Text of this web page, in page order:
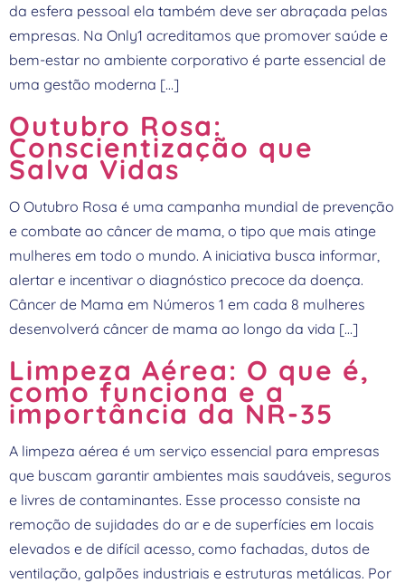
da esfera pessoal ela também deve ser abraçada pelas
empresas. Na Only1 acreditamos que promover saúde e
bem-estar no ambiente corporativo é parte essencial de
uma gestão moderna […]
Outubro Rosa:
Conscientização que
Salva Vidas
O Outubro Rosa é uma campanha mundial de prevenção
e combate ao câncer de mama, o tipo que mais atinge
mulheres em todo o mundo. A iniciativa busca informar,
alertar e incentivar o diagnóstico precoce da doença.
Câncer de Mama em Números 1 em cada 8 mulheres
desenvolverá câncer de mama ao longo da vida […]
Limpeza Aérea: O que é,
como funciona e a
importância da NR-35
A limpeza aérea é um serviço essencial para empresas
que buscam garantir ambientes mais saudáveis, seguros
e livres de contaminantes. Esse processo consiste na
remoção de sujidades do ar e de superfícies em locais
elevados e de difícil acesso, como fachadas, dutos de
ventilação, galpões industriais e estruturas metálicas. Por